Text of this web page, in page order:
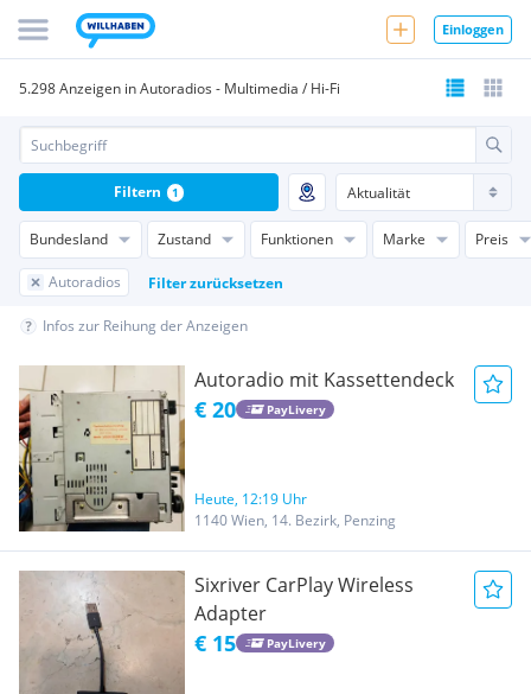
Einloggen
5.298 Anzeigen in Autoradios - Multimedia / Hi-Fi
Bundesland Zustand Funktionen Marke Preis
Autoradios Filter zurücksetzen
Filtern 1
Infos zur Reihung der Anzeigen
Autoradio mit Kassettendeck
€ 20 PayLivery
Heute, 12:19 Uhr
1140 Wien, 14. Bezirk, Penzing
Sixriver CarPlay Wireless
Adapter
€ 15 PayLivery